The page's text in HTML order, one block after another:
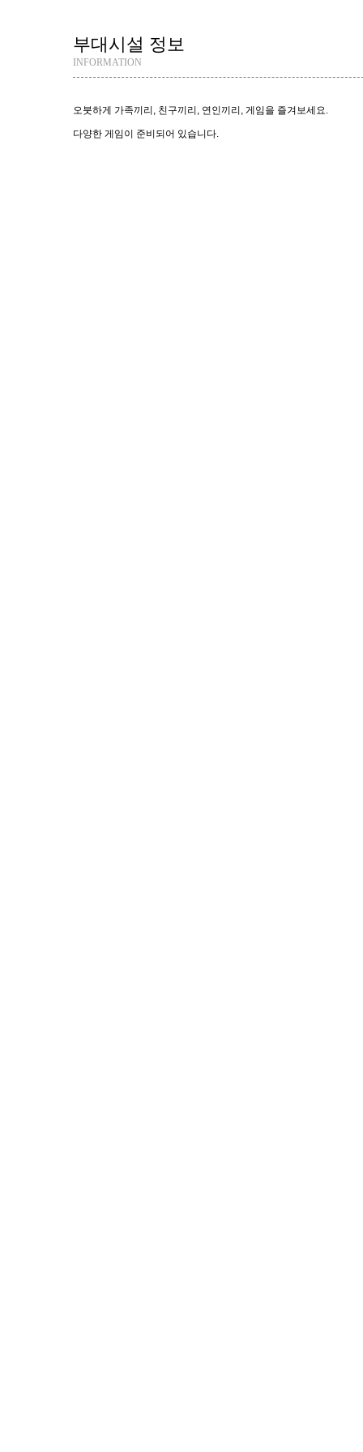
부대시설 정보
INFORMATION
오붓하게 가족끼리, 친구끼리, 연인끼리, 게임을 즐겨보세요.
다양한 게임이 준비되어 있습니다.